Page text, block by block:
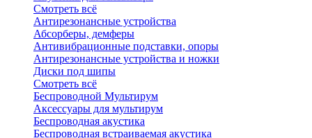
Смотреть всё
Антирезонансные устройства
Абсорберы, демферы
Антивибрационные подставки, опоры
Антирезонансные устройства и ножки
Диски под шипы
Смотреть всё
Беспроводной Мультирум
Аксессуары для мультирум
Беспроводная акустика
Беспроводная встраиваемая акустика